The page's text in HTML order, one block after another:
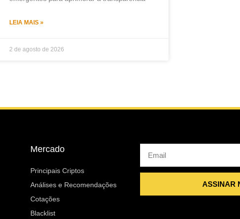
LEIA MAIS »
2 de agosto de 2026
Mercado
Principais Criptos
Análises e Recomendações
Cotações
Blacklist
ASSINAR